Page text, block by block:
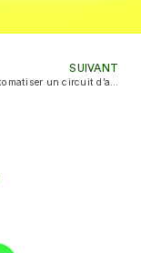
SUIVANT
Comment automatiser un circuit d’approbation métier sans refonte SI ?